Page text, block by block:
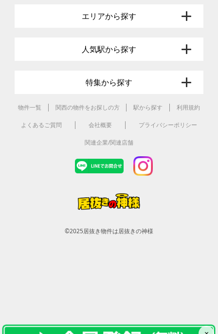
エリアから探す
人気駅から探す
特集から探す
物件一覧 関西の物件をお探しの方 駅から探す 利用規約
よくあるご質問 会社概要 プライバシーポリシー
関連企業/関連店舗
©2025居抜き物件は居抜きの神様